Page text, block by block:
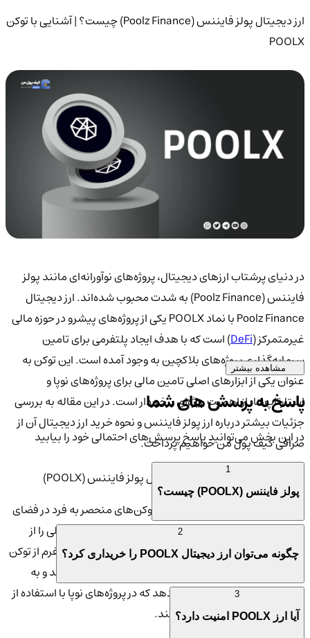
ارز دیجیتال پولز فایننس (Poolz Finance) چیست؟ | آشنایی با توکن
POOLX
در دنیای پرشتاب ارزهای دیجیتال، پروژه‌های نوآورانه‌ای مانند پولز
فایننس (Poolz Finance) به شدت محبوب شده‌اند. ارز دیجیتال
Poolz Finance با نماد POOLX یکی از پروژه‌های پیشرو در حوزه مالی
غیرمتمرکز (DeFi) است که با هدف ایجاد پلتفرمی برای تامین
سرمایه‌گذاری پروژه‌های بلاکچین به وجود آمده است. این توکن به
عنوان یکی از ابزارهای اصلی تامین مالی برای پروژه‌های نوپا و
استارتاپ‌ها، از اهمیت ویژه‌ای برخوردار است. در این مقاله به بررسی
جزئیات بیشتر درباره ارز پولز فایننس و نحوه خرید ارز دیجیتال آن از
صرافی کیف پول من خواهیم پرداخت.
ویژگی‌های منحصر به فرد ارز دیجیتال پولز فایننس (POOLX)
ارز دیجیتال Poolz Finance یکی از توکن‌های منحصر به فرد در فضای
دیفای است که به پروژه‌ها امکان جذب سرمایه و تامین مالی را از
طریقعرضه اولیه غیرمتمرکز IDO
فراهم می‌کند. این پلتفرم از توکن
POOLX برای تامین مالی پروژه‌های نوآورانه استفاده می‌کند و به
سرمایه‌گذاران این امکان را می‌دهد که در پروژه‌های نوپا با استفاده از
توکن‌های خود سرمایه‌گذاری کنند.
مشاهده بیشتر
پاسخ به پرسش های شما
در این بخش می‌توانید پاسخ پرسش‌های احتمالی خود را بیابید
پولز فایننس (POOLX) چیست؟
چگونه می‌توان ارز دیجیتال POOLX را خریداری کرد؟
آیا ارز POOLX امنیت دارد؟